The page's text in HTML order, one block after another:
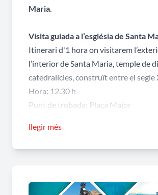
Maria.
Visita guiada a l’església de Santa
Itinerari d'1 hora on visitarem
l’interior de Santa Maria, temple de
catedralícies, construït entre el segle
Hora: 12.30 h
Punt de trobada: Plaça Major
emblemàtic de la ciutat
llegir més